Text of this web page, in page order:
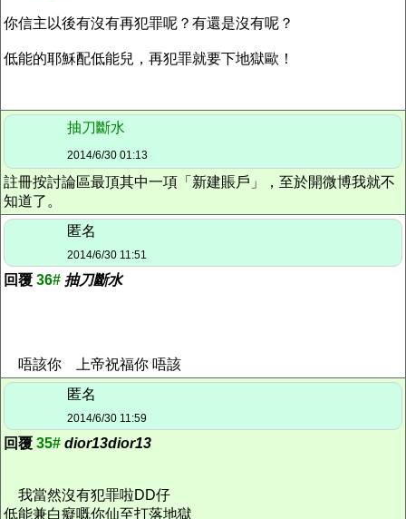
你信主以後有沒有再犯罪呢？有還是沒有呢？
低能的耶穌配低能兒，再犯罪就要下地獄歐！
抽刀斷水
2014/6/30 01:13
註冊按討論區最頂其中一項「新建賬戶」，至於開微博我就不
知道了。
匿名
2014/6/30 11:51
回覆 36# 抽刀斷水
唔該你 上帝祝福你 唔該
匿名
2014/6/30 11:59
回覆 35# dior13dior13
我當然沒有犯罪啦DD仔
低能兼白癡嘅你仙至打落地獄